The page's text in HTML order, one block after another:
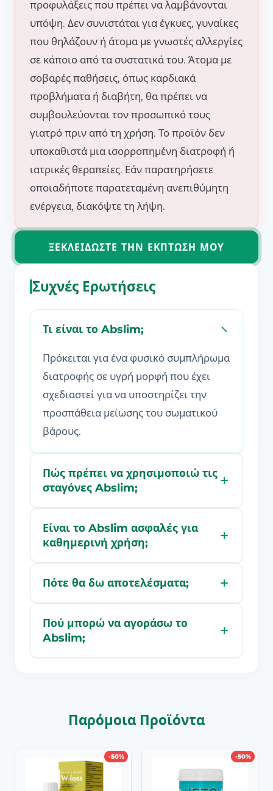
προφυλάξεις που πρέπει να λαμβάνονται
υπόψη. Δεν συνιστάται για έγκυες, γυναίκες
που θηλάζουν ή άτομα με γνωστές αλλεργίες
σε κάποιο από τα συστατικά του. Άτομα με
σοβαρές παθήσεις, όπως καρδιακά
προβλήματα ή διαβήτη, θα πρέπει να
συμβουλεύονται τον προσωπικό τους
γιατρό πριν από τη χρήση. Το προϊόν δεν
υποκαθιστά μια ισορροπημένη διατροφή ή
ιατρικές θεραπείες. Εάν παρατηρήσετε
οποιαδήποτε παρατεταμένη ανεπιθύμητη
ενέργεια, διακόψτε τη λήψη.
ΞΕΚΛΕΙΔΏΣΤΕ ΤΗΝ ΈΚΠΤΩΣΗ ΜΟΥ
Συχνές Ερωτήσεις
Τι είναι το Abslim;
Πρόκειται για ένα φυσικό συμπλήρωμα
διατροφής σε υγρή μορφή που έχει
σχεδιαστεί για να υποστηρίζει την
προσπάθεια μείωσης του σωματικού
βάρους.
Πώς πρέπει να χρησιμοποιώ τις
σταγόνες Abslim;
Είναι το Abslim ασφαλές για
καθημερινή χρήση;
Πότε θα δω αποτελέσματα;
Πού μπορώ να αγοράσω το
Abslim;
Παρόμοια Προϊόντα
-50% -50%